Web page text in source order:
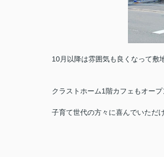
10月以降は雰囲気も良くなって敷
クラストホーム1階カフェもオー
子育て世代の方々に喜んでいただ